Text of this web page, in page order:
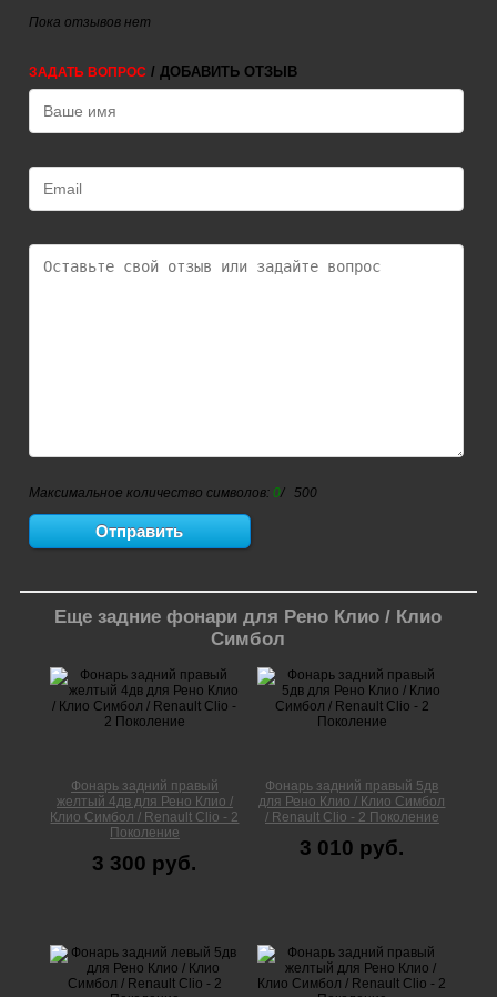
Пока отзывов нет
ЗАДАТЬ ВОПРОС / ДОБАВИТЬ ОТЗЫВ
Максимальное количество символов: 0/ 500
Еще задние фонари для Рено Клио / Клио
Симбол
Фонарь задний правый
желтый 4дв для Рено Клио /
Клио Симбол / Renault Clio - 2
Поколение
3 300 руб.
Фонарь задний правый 5дв
для Рено Клио / Клио Симбол
/ Renault Clio - 2 Поколение
3 010 руб.